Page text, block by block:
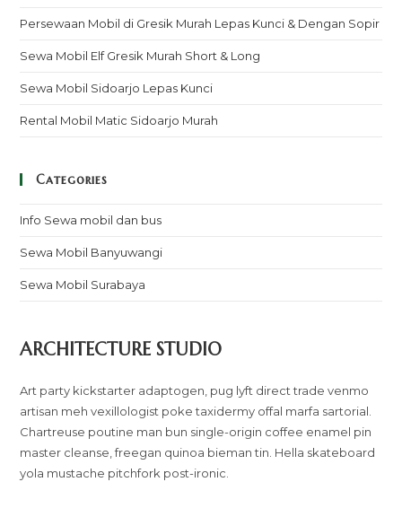
Persewaan Mobil di Gresik Murah Lepas Kunci & Dengan Sopir
Sewa Mobil Elf Gresik Murah Short & Long
Sewa Mobil Sidoarjo Lepas Kunci
Rental Mobil Matic Sidoarjo Murah
Categories
Info Sewa mobil dan bus
Sewa Mobil Banyuwangi
Sewa Mobil Surabaya
ARCHITECTURE STUDIO
Art party kickstarter adaptogen, pug lyft direct trade venmo
artisan meh vexillologist poke taxidermy offal marfa sartorial.
Chartreuse poutine man bun single-origin coffee enamel pin
master cleanse, freegan quinoa bieman tin. Hella skateboard
yola mustache pitchfork post-ironic.